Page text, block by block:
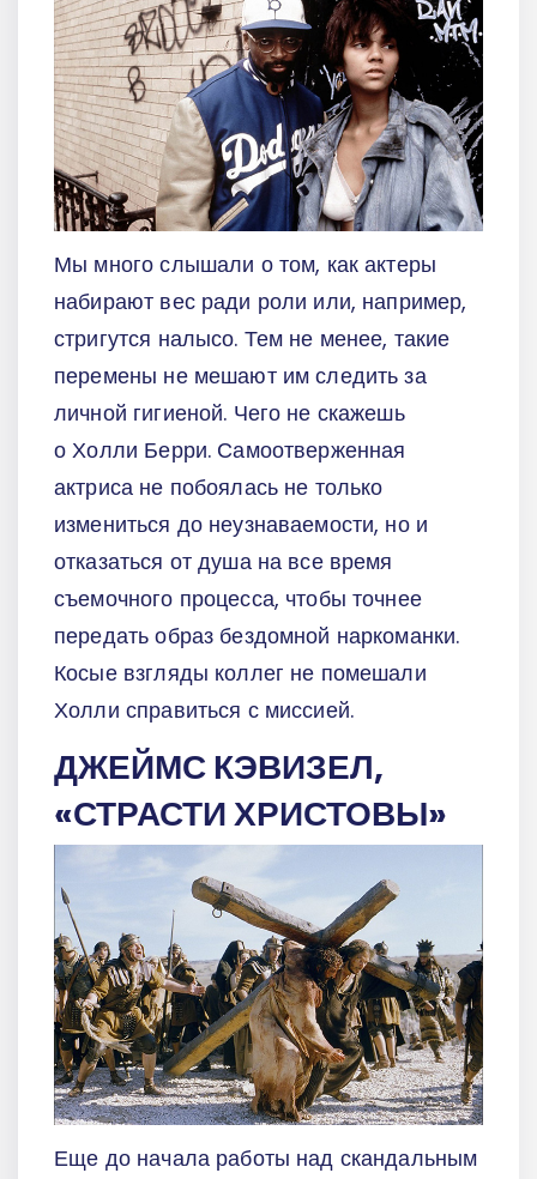
Мы много слышали о том, как актеры
набирают вес ради роли или, например,
стригутся налысо. Тем не менее, такие
перемены не мешают им следить за
личной гигиеной. Чего не скажешь
о Холли Берри. Самоотверженная
актриса не побоялась не только
измениться до неузнаваемости, но и
отказаться от душа на все время
съемочного процесса, чтобы точнее
передать образ бездомной наркоманки.
Косые взгляды коллег не помешали
Холли справиться с миссией.
ДЖЕЙМС КЭВИЗЕЛ,
«СТРАСТИ ХРИСТОВЫ»
Еще до начала работы над скандальным